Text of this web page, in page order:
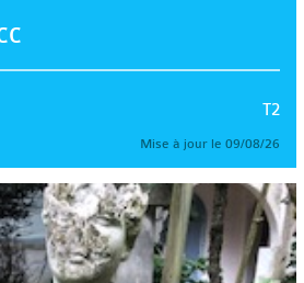
T2
Mise à jour le 09/08/26